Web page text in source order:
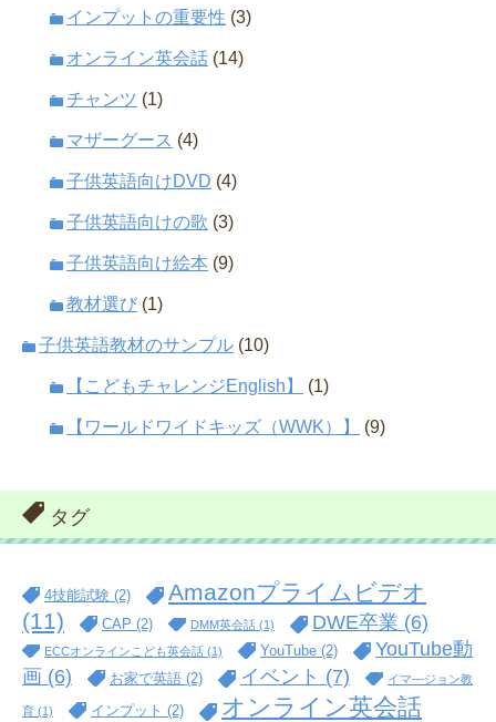
インプットの重要性 (3)
オンライン英会話 (14)
チャンツ (1)
マザーグース (4)
子供英語向けDVD (4)
子供英語向けの歌 (3)
子供英語向け絵本 (9)
教材選び (1)
子供英語教材のサンプル (10)
【こどもチャレンジEnglish】 (1)
【ワールドワイドキッズ（WWK）】 (9)
タグ
4技能試験 (2)
Amazonプライムビデオ
(11)
CAP (2) DMM英会話 (1) DWE卒業 (6)
ECCオンラインこども英会話 (1) YouTube (2)
YouTube動
画 (6) お家で英語 (2) イベント (7) イマ―ジョン教
育 (1) インプット (2)
オンライン英会話